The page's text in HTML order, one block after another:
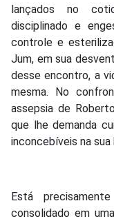
lançados no
disciplinado e
controle e
Jum, em sua
desse encontro, a
mesma. No
assepsia de
que lhe demanda
inconcebíveis na
Está
consolidado em